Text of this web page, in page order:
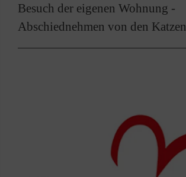
Besuch der eigenen Wohnung -
Abschiednehmen von den Katzen